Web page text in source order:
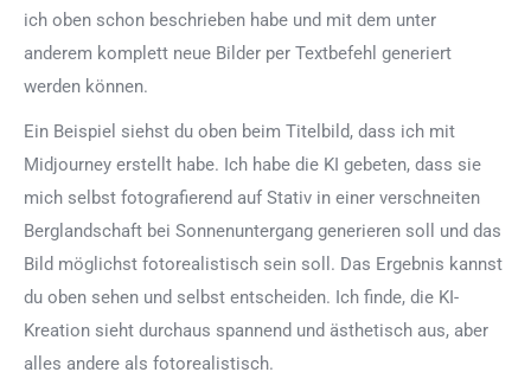
ich oben schon beschrieben habe und mit dem unter
anderem komplett neue Bilder per Textbefehl generiert
werden können.
Ein Beispiel siehst du oben beim Titelbild, dass ich mit
Midjourney erstellt habe. Ich habe die KI gebeten, dass sie
mich selbst fotografierend auf Stativ in einer verschneiten
Berglandschaft bei Sonnenuntergang generieren soll und das
Bild möglichst fotorealistisch sein soll. Das Ergebnis kannst
du oben sehen und selbst entscheiden. Ich finde, die KI-
Kreation sieht durchaus spannend und ästhetisch aus, aber
alles andere als fotorealistisch.